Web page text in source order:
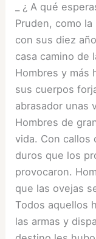
_ ¿ A qué
Pruden, como
con sus diez
casa camino de
Hombres y más
sus cuerpos
abrasador unas
Hombres de
vida. Con callos
duros que los
provocaron.
que las ovejas
Todos aquellos
las armas y